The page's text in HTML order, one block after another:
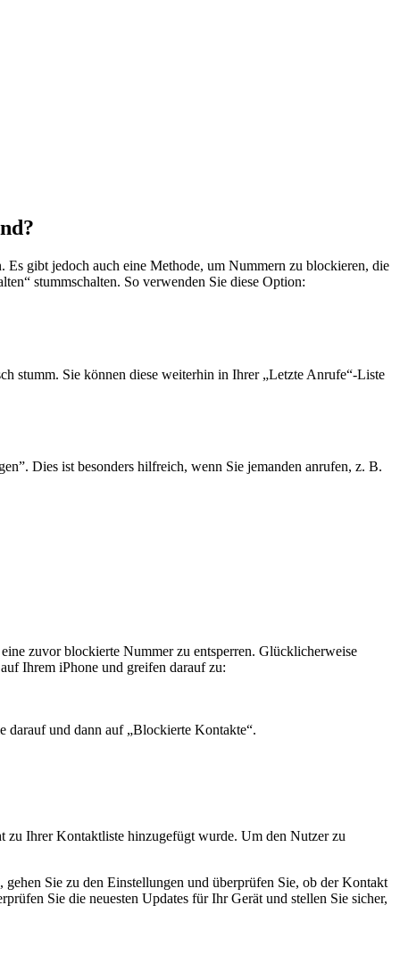
gibt jedoch auch eine Methode, um Nummern zu blockieren, die
stummschalten. So verwenden Sie diese Option:
stumm. Sie können diese weiterhin in Ihrer „Letzte Anrufe“-Liste
Dies ist besonders hilfreich, wenn Sie jemanden anrufen, z. B.
zuvor blockierte Nummer zu entsperren. Glücklicherweise
Ihrem iPhone und greifen darauf zu:
darauf und dann auf „Blockierte Kontakte“.
zu Ihrer Kontaktliste hinzugefügt wurde. Um den Nutzer zu
Sie zu den Einstellungen und überprüfen Sie, ob der Kontakt
Sie die neuesten Updates für Ihr Gerät und stellen Sie sicher,